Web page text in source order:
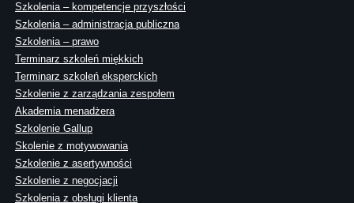
Szkolenia – kompetencje przyszłości
Szkolenia – administracja publiczna
Szkolenia – prawo
Terminarz szkoleń miękkich
Terminarz szkoleń eksperckich
Szkolenie z zarządzania zespołem
Akademia menadżera
Szkolenie Gallup
Skolenie z motywowania
Szkolenie z asertywności
Szkolenie z negocjacji
Szkolenia z obsługi klienta